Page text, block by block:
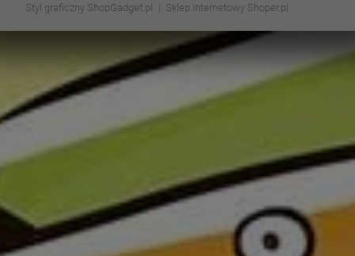
Styl graficzny ShopGadget.pl
Sklep internetowy Shoper.pl